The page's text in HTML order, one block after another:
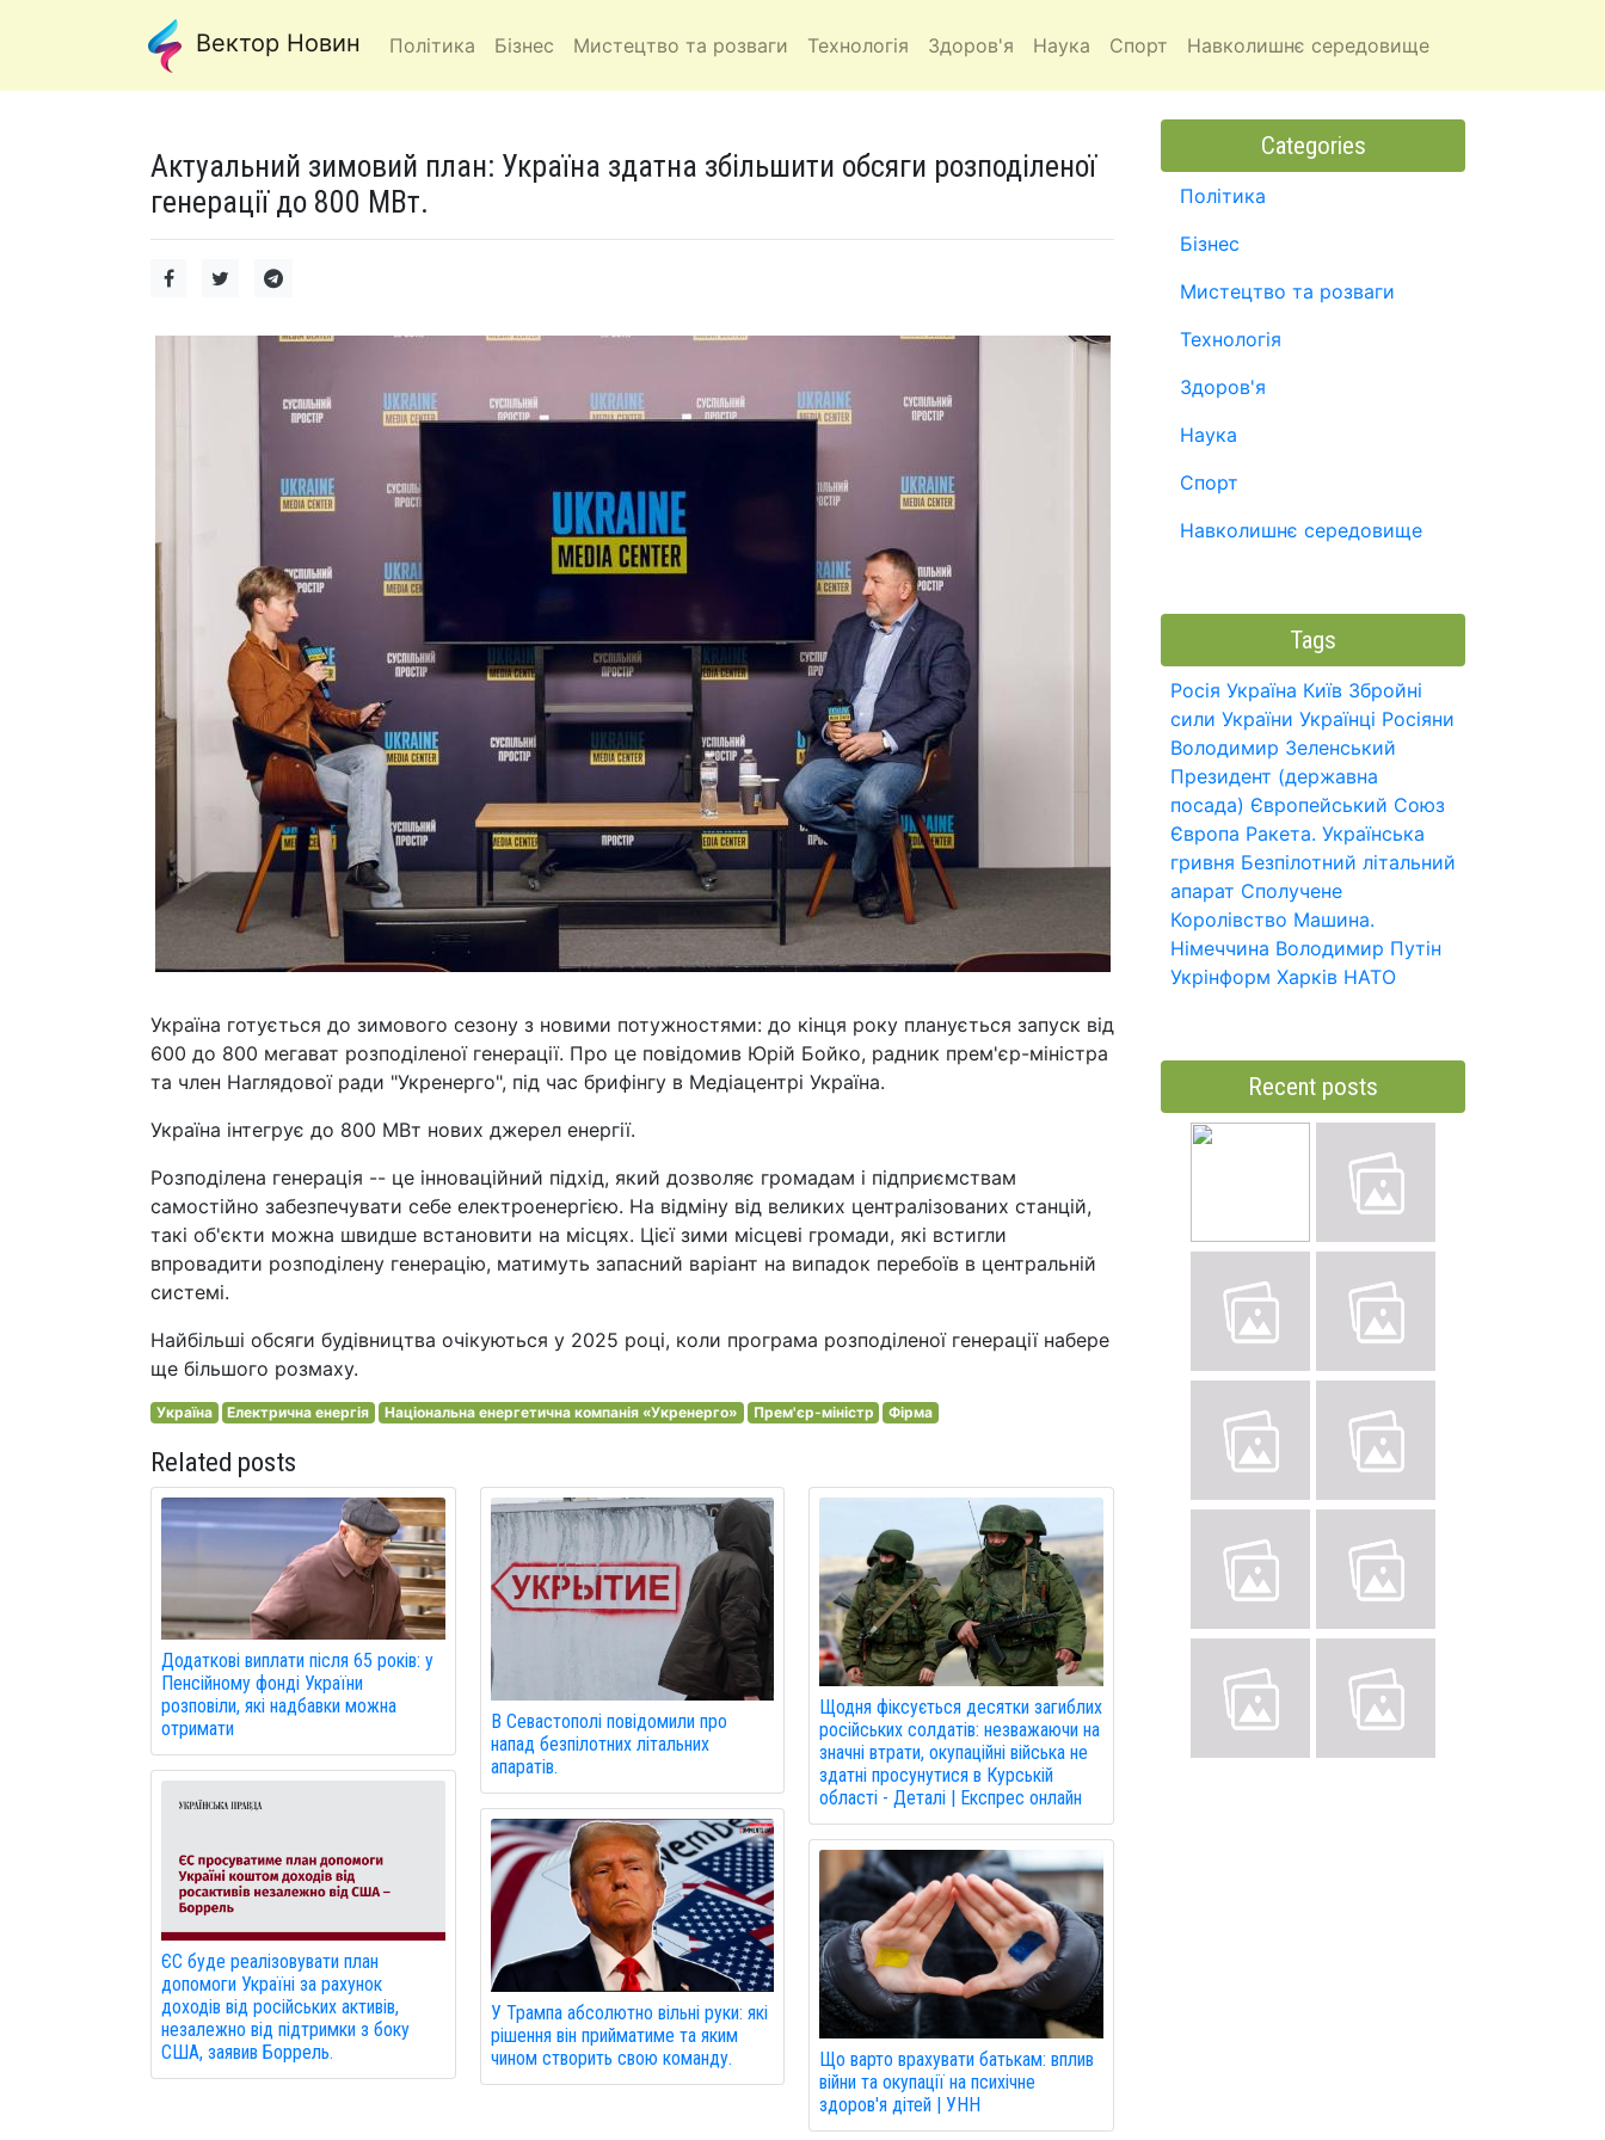
Вектор Новин Політика Бізнес Мистецтво та розваги Технологія Здоров'я Наука Спорт Навколишнє середовище
Актуальний зимовий план: Україна здатна збільшити обсяги розподіленої
генерації до 800 МВт.
Україна готується до зимового сезону з новими потужностями: до кінця року планується запуск від
600 до 800 мегават розподіленої генерації. Про це повідомив Юрій Бойко, радник прем'єр-міністра
та член Наглядової ради "Укренерго", під час брифінгу в Медіацентрі Україна.
Україна інтегрує до 800 МВт нових джерел енергії.
Розподілена генерація -- це інноваційний підхід, який дозволяє громадам і підприємствам
самостійно забезпечувати себе електроенергією. На відміну від великих централізованих станцій,
такі об'єкти можна швидше встановити на місцях. Цієї зими місцеві громади, які встигли
впровадити розподілену генерацію, матимуть запасний варіант на випадок перебоїв в центральній
системі.
Найбільші обсяги будівництва очікуються у 2025 році, коли програма розподіленої генерації набере
ще більшого розмаху.
Україна Електрична енергія Національна енергетична компанія «Укренерго» Прем'єр-міністр Фірма
Related posts
Додаткові виплати після 65 років: у
Пенсійному фонді України
розповіли, які надбавки можна
отримати
ЄС буде реалізовувати план
допомоги Україні за рахунок
доходів від російських активів,
незалежно від підтримки з боку
США, заявив Боррель.
В Севастополі повідомили про
напад безпілотних літальних
апаратів.
У Трампа абсолютно вільні руки: які
рішення він прийматиме та яким
чином створить свою команду.
Щодня фіксується десятки загиблих
російських солдатів: незважаючи на
значні втрати, окупаційні війська не
здатні просунутися в Курській
області - Деталі | Експрес онлайн
Що варто врахувати батькам: вплив
війни та окупації на психічне
здоров'я дітей | УНН
Categories
Політика
Бізнес
Мистецтво та розваги
Технологія
Здоров'я
Наука
Спорт
Навколишнє середовище
Tags
Росія Україна Київ Збройні
сили України Українці Росіяни
Володимир Зеленський
Президент (державна
посада) Європейський Союз
Європа Ракета. Українська
гривня Безпілотний літальний
апарат Сполучене
Королівство Машина.
Німеччина Володимир Путін
Укрінформ Харків НАТО
Recent posts